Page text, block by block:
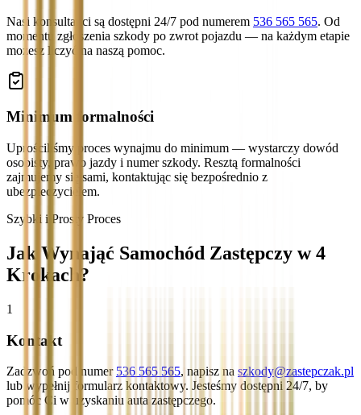
Nasi konsultanci są dostępni 24/7 pod numerem 536 565 565. Od
momentu zgłoszenia szkody po zwrot pojazdu — na każdym etapie
możesz liczyć na naszą pomoc.
Minimum formalności
Uprościliśmy proces wynajmu do minimum — wystarczy dowód
osobisty, prawo jazdy i numer szkody. Resztą formalności
zajmujemy się sami, kontaktując się bezpośrednio z
ubezpieczycielem.
Szybki i Prosty Proces
Jak Wynająć Samochód Zastępczy w 4
Krokach?
1
Kontakt
Zadzwoń pod numer 536 565 565, napisz na szkody@zastepczak.pl
lub wypełnij formularz kontaktowy. Jesteśmy dostępni 24/7, by
pomóc Ci w uzyskaniu auta zastępczego.